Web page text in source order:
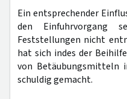
Ein entsprechender
den Einfuhrvorgang
Feststellungen nicht
hat sich indes der
von Betäubungsmitteln
schuldig gemacht.